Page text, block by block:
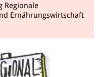
Regionale
Ernährungswirtschaft